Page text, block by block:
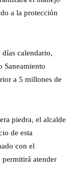
a la protección
calendario,
Saneamiento
a 5 millones de
piedra, el alcalde
de esta
con el
atender